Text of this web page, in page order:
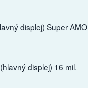
displej) Super
displej) 16 mil.